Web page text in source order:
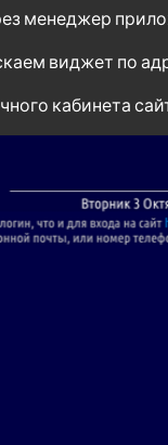
менеджер
виджет по
кабинета